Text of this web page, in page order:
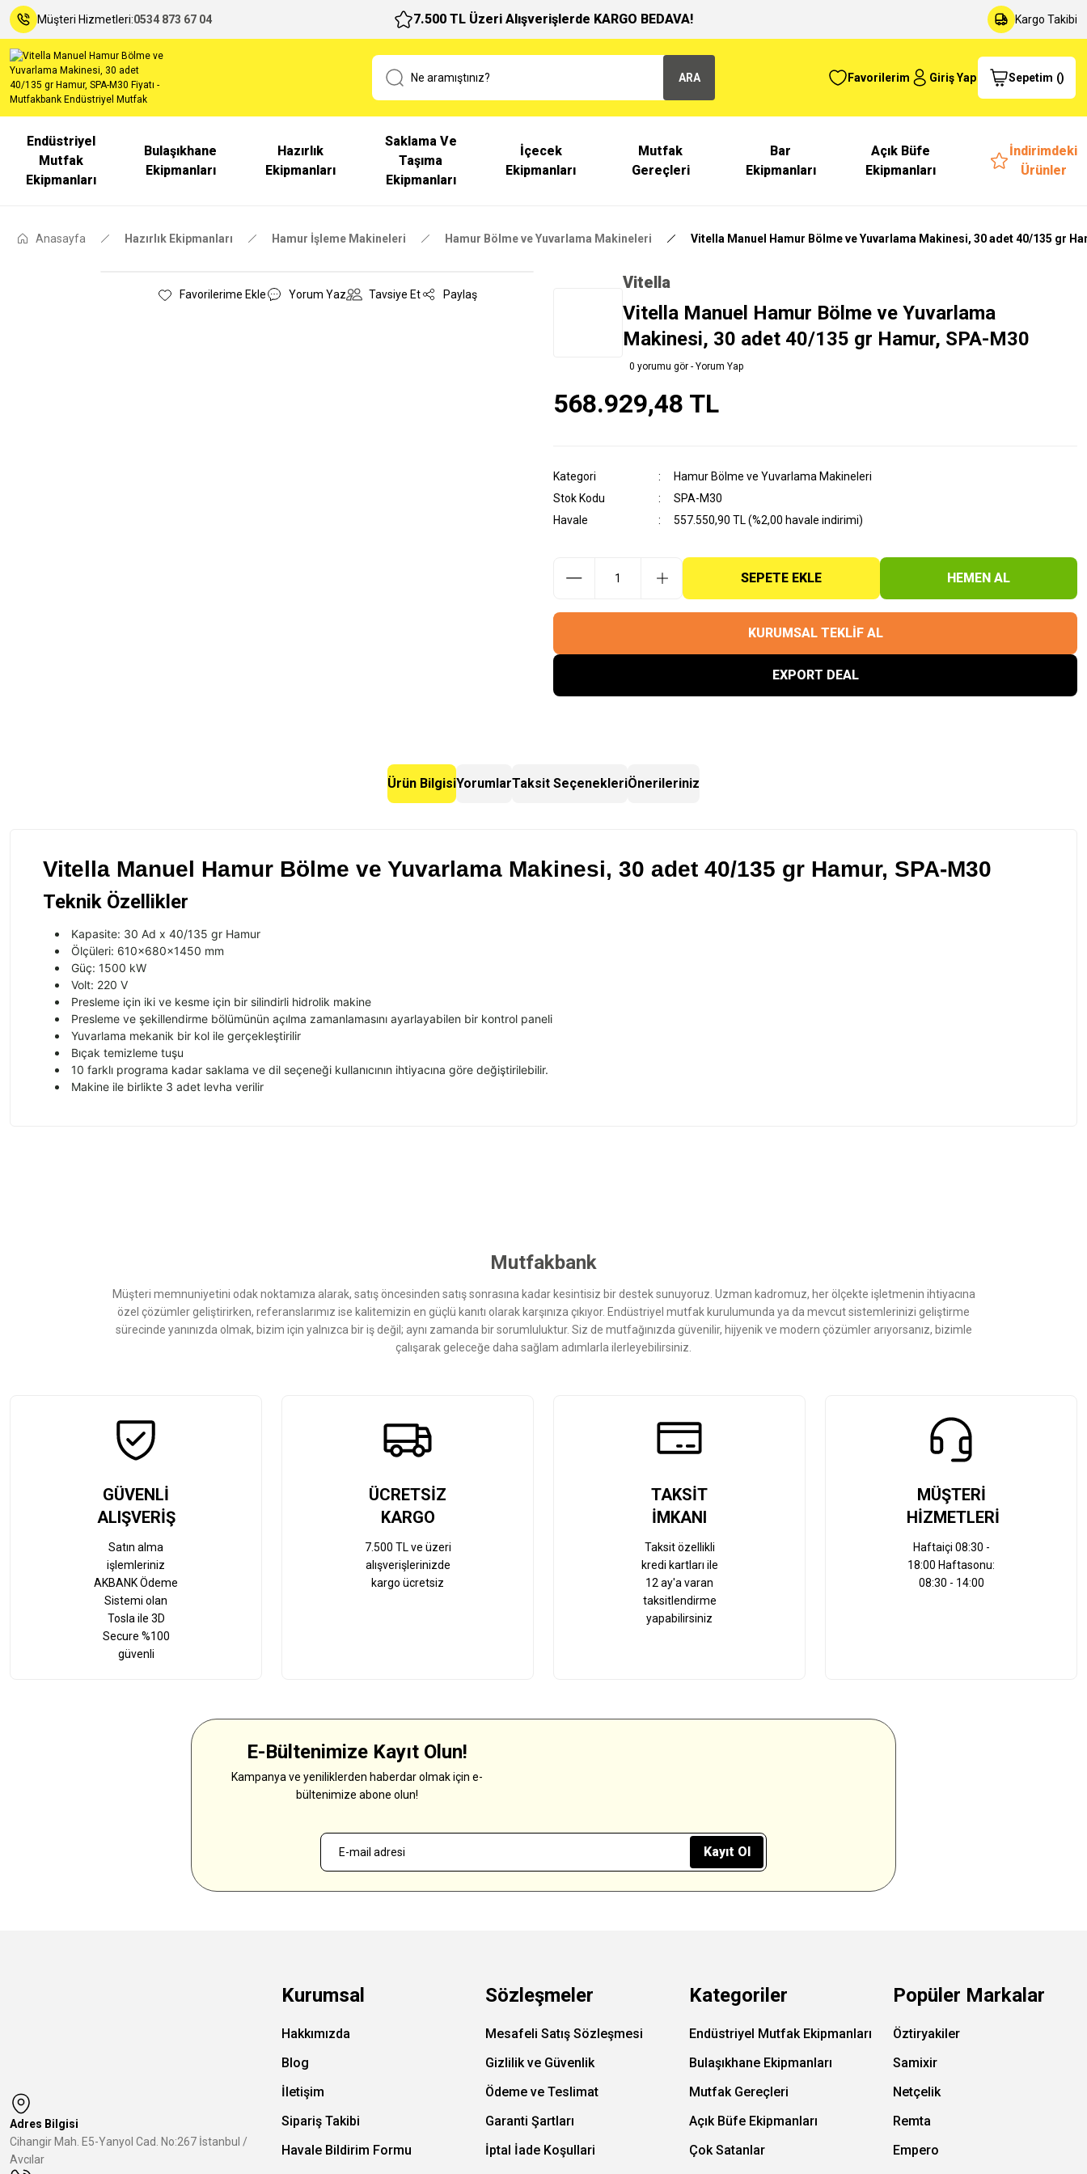
Müşteri Hizmetleri:0534 873 67 04 7.500 TL Üzeri Alışverişlerde KARGO BEDAVA! Kargo Takibi
ARA Favorilerim Giriş Yap Sepetim ()
Endüstriyel
Mutfak
Ekipmanları
Bulaşıkhane
Ekipmanları
Hazırlık
Ekipmanları
Saklama Ve
Taşıma
Ekipmanları
İçecek
Ekipmanları
Mutfak
Gereçleri
Bar
Ekipmanları
Açık Büfe
Ekipmanları
İndirimdeki
Ürünler
Anasayfa Hazırlık Ekipmanları Hamur İşleme Makineleri Hamur Bölme ve Yuvarlama Makineleri Vitella Manuel Hamur Bölme ve Yuvarlama Makinesi, 30 adet 40/135 gr
Yorum Yaz Tavsiye Et Paylaş
Vitella
Vitella Manuel Hamur Bölme ve Yuvarlama
Makinesi, 30 adet 40/135 gr Hamur, SPA-M30
0 yorumu gör - Yorum Yap
568.929,48 TL
Kategori
Hamur Bölme ve Yuvarlama Makineleri
Stok Kodu
SPA-M30
Havale
557.550,90 TL (%2,00 havale indirimi)
SEPETE EKLE HEMEN AL
KURUMSAL TEKLİF AL
EXPORT DEAL
Ürün BilgisiYorumlarTaksit SeçenekleriÖnerileriniz
Vitella Manuel Hamur Bölme ve Yuvarlama Makinesi, 30 adet 40/135 gr Hamur, SPA-M30
Teknik Özellikler
Kapasite: 30 Ad x 40/135 gr Hamur
Ölçüleri: 610x680x1450 mm
Güç: 1500 kW
Volt: 220 V
Presleme için iki ve kesme için bir silindirli hidrolik makine
Presleme ve şekillendirme bölümünün açılma zamanlamasını ayarlayabilen bir kontrol paneli
Yuvarlama mekanik bir kol ile gerçekleştirilir
Bıçak temizleme tuşu
10 farklı programa kadar saklama ve dil seçeneği kullanıcının ihtiyacına göre değiştirilebilir.
Makine ile birlikte 3 adet levha verilir
Bu ürüne benzer farklı alternatifler olmalı.
Mutfakbank
Müşteri memnuniyetini odak noktamıza alarak, satış öncesinden satış sonrasına kadar kesintisiz bir destek sunuyoruz. Uzman kadromuz, her ölçekte işletmenin ihtiyacına
özel çözümler geliştirirken, referanslarımız ise kalitemizin en güçlü kanıtı olarak karşınıza çıkıyor. Endüstriyel mutfak kurulumunda ya da mevcut sistemlerinizi geliştirme
sürecinde yanınızda olmak, bizim için yalnızca bir iş değil; aynı zamanda bir sorumluluktur. Siz de mutfağınızda güvenilir, hijyenik ve modern çözümler arıyorsanız, bizimle
çalışarak geleceğe daha sağlam adımlarla ilerleyebilirsiniz.
GÜVENLİ
ALIŞVERİŞ
Satın alma
işlemleriniz
AKBANK Ödeme
Sistemi olan
Tosla ile 3D
Secure %100
güvenli
ÜCRETSİZ
KARGO
7.500 TL ve üzeri
alışverişlerinizde
kargo ücretsiz
TAKSİT
İMKANI
Taksit özellikli
kredi kartları ile
12 ay'a varan
taksitlendirme
yapabilirsiniz
MÜŞTERİ
HİZMETLERİ
Haftaiçi 08:30 -
18:00 Haftasonu:
08:30 - 14:00
E-Bültenimize Kayıt Olun!
Kampanya ve yeniliklerden haberdar olmak için e-
bültenimize abone olun!
Kayıt Ol
Adres Bilgisi
Cihangir Mah. E5-Yanyol Cad. No:267 İstanbul /
Avcılar
Kurumsal
Hakkımızda
Blog
İletişim
Sipariş Takibi
Havale Bildirim Formu
Sözleşmeler
Mesafeli Satış Sözleşmesi
Gizlilik ve Güvenlik
Ödeme ve Teslimat
Garanti Şartları
İptal İade Koşullari
Kategoriler
Endüstriyel Mutfak Ekipmanları
Bulaşıkhane Ekipmanları
Mutfak Gereçleri
Açık Büfe Ekipmanları
Çok Satanlar
Popüler Markalar
Öztiryakiler
Samixir
Netçelik
Remta
Empero